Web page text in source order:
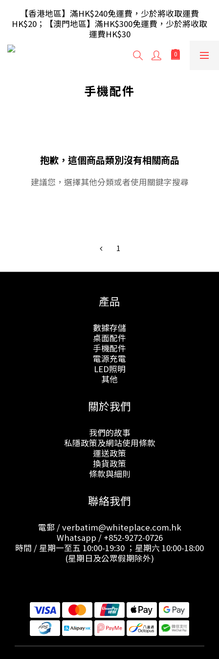
【滿額即送】訂單滿$499 送 USB 無線滑鼠 / 30W USB
充電器 ; 滿$699 再送 AA/AAA 電芯40粒(隨機及根據庫
存調整)
【香港地區】滿HK$240免運費，少於將收取運費
HK$20；【澳門地區】滿HK$300免運費，少於將收取
運費HK$30
【滿額即送】訂單滿$499 送 USB 無線滑鼠 / 30W USB
充電器 ; 滿$699 再送 AA/AAA 電芯40粒(隨機及根據庫
手機配件
抱歉，這個商品類別沒有相關商品
建議您，選擇其他分類或者使用關鍵字搜尋
1
產品
數據存儲
桌面配件
手機配件
電源充電
LED照明
其他
關於我們
我們的故事
私隱政策及網站使用條款
運送政策
換貨政策
條款與細則
聯絡我們
電郵 / verbatim@whiteplace.com.hk
Whatsapp / +852-9272-0726
時間 / 星期一至五 10:00-19:30 ；星期六 10:00-18:00
(星期日及公眾假期除外)